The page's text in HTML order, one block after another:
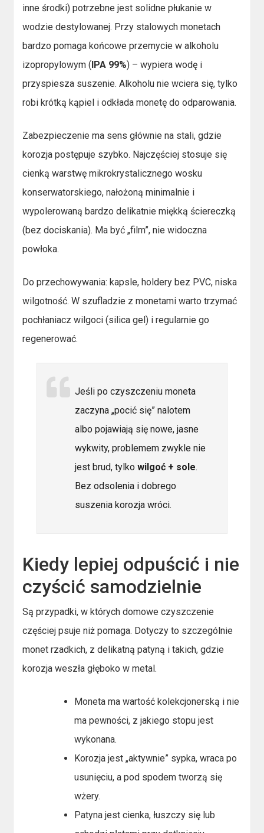
inne środki) potrzebne jest solidne płukanie w
wodzie destylowanej. Przy stalowych monetach
bardzo pomaga końcowe przemycie w alkoholu
izopropylowym ( IPA 99%) – wypiera wodę i
przyspiesza suszenie. Alkoholu nie wciera się, tylko
robi krótką kąpiel i odkłada monetę do odparowania.
Zabezpieczenie ma sens głównie na stali, gdzie
korozja postępuje szybko. Najczęściej stosuje się
cienką warstwę mikrokrystalicznego wosku
konserwatorskiego, nałożoną minimalnie i
wypolerowaną bardzo delikatnie miękką ściereczką
(bez dociskania). Ma być „film”, nie widoczna
powłoka.
Do przechowywania: kapsle, holdery bez PVC, niska
wilgotność. W szufladzie z monetami warto trzymać
pochłaniacz wilgoci (silica gel) i regularnie go
regenerować.
Jeśli po czyszczeniu moneta
zaczyna „pocić się” nalotem
albo pojawiają się nowe, jasne
wykwity, problemem zwykle nie
jest brud, tylkowilgoć + sole.
Bez odsolenia i dobrego
suszenia korozja wróci.
Kiedy lepiej odpuścić i nie
czyścić samodzielnie
Są przypadki, w których domowe czyszczenie
częściej psuje niż pomaga. Dotyczy to szczególnie
monet rzadkich, z delikatną patyną i takich, gdzie
korozja weszła głęboko w metal.
Moneta ma wartość kolekcjonerską i nie
ma pewności, z jakiego stopu jest
wykonana.
Korozja jest „aktywnie” sypka, wraca po
usunięciu, a pod spodem tworzą się
wżery.
Patyna jest cienka, łuszczy się lub